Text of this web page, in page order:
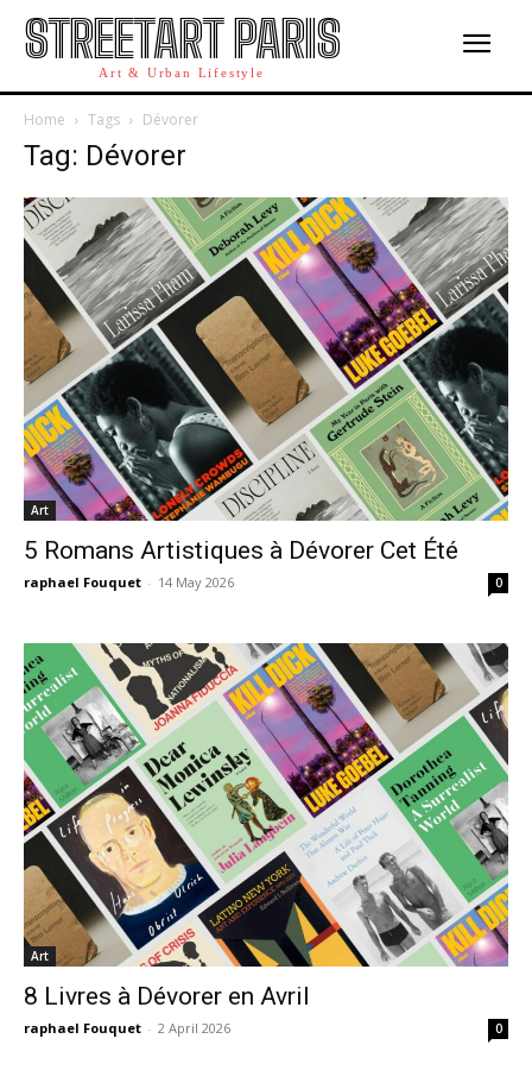
STREETART PARIS
Art & Urban Lifestyle
Home Tags Dévorer
Tag: Dévorer
Art
5 Romans Artistiques à Dévorer Cet Été
raphael Fouquet - 14 May 2026 0
Art
8 Livres à Dévorer en Avril
raphael Fouquet - 2 April 2026 0